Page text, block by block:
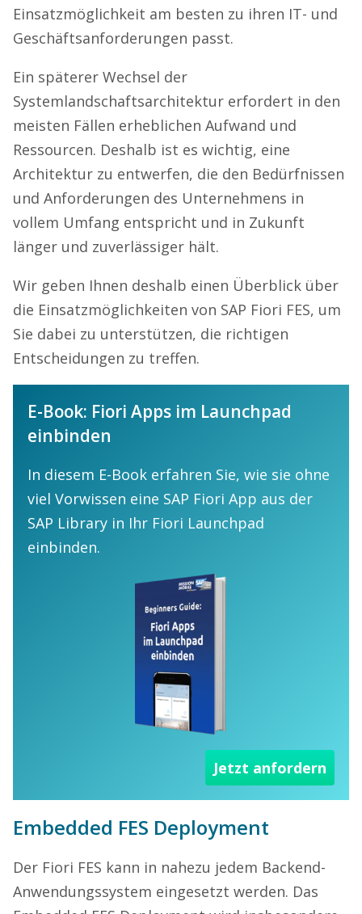
Einsatzmöglichkeit am besten zu ihren IT- und
Geschäftsanforderungen passt.
Ein späterer Wechsel der
Systemlandschaftsarchitektur erfordert in den
meisten Fällen erheblichen Aufwand und
Ressourcen. Deshalb ist es wichtig, eine
Architektur zu entwerfen, die den Bedürfnissen
und Anforderungen des Unternehmens in
vollem Umfang entspricht und in Zukunft
länger und zuverlässiger hält.
Wir geben Ihnen deshalb einen Überblick über
die Einsatzmöglichkeiten von SAP Fiori FES, um
Sie dabei zu unterstützen, die richtigen
Entscheidungen zu treffen.
E-Book: Fiori Apps im Launchpad
einbinden
In diesem E-Book erfahren Sie, wie sie ohne
viel Vorwissen eine SAP Fiori App aus der
SAP Library in Ihr Fiori Launchpad
einbinden.
Jetzt anfordern
Embedded FES Deployment
Der Fiori FES kann in nahezu jedem Backend-
Anwendungssystem eingesetzt werden. Das